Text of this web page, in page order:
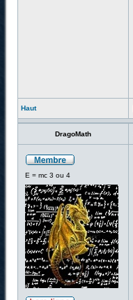
Haut
DragoMath
E = mc 3 ou 4